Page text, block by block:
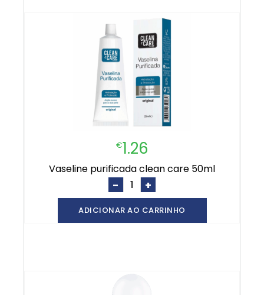
€1.26
vaseline purificada clean care 50ml
- +
ADICIONAR AO CARRINHO